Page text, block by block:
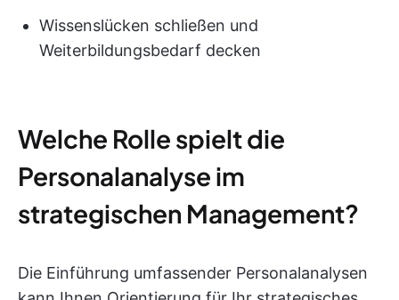
Wissenslücken schließen und
Weiterbildungsbedarf decken
Welche Rolle spielt die
Personalanalyse im
strategischen Management?
Die Einführung umfassender Personalanalysen